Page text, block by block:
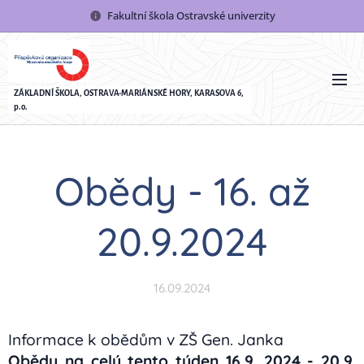
Fakultní škola Ostravské univerzity
ZÁKLADNÍ ŠKOLA, OSTRAVA-MARIÁNSKÉ HORY, KARASOVA 6,
p.o.
Obědy - 16. až
20.9.2024
16.09.2024
Informace k obědům v ZŠ Gen. Janka